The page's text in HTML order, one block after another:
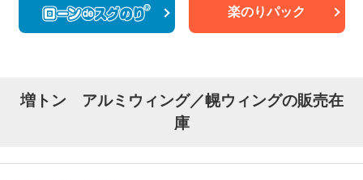
楽のりパック
増トン アルミウィング／幌ウィングの販売在
庫